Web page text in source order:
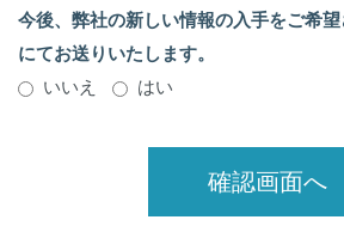
今後、弊社の新しい情報の入手をご希
にてお送りいたします。
いいえ
はい
確認画面へ